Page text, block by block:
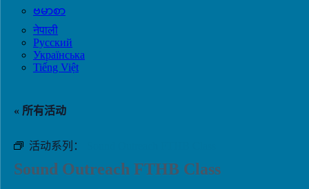
ဗမာစာ
नेपाली
Русский
Українська
Tiếng Việt
« 所有活动
活动系列：
Sound Outreach FTHB Class